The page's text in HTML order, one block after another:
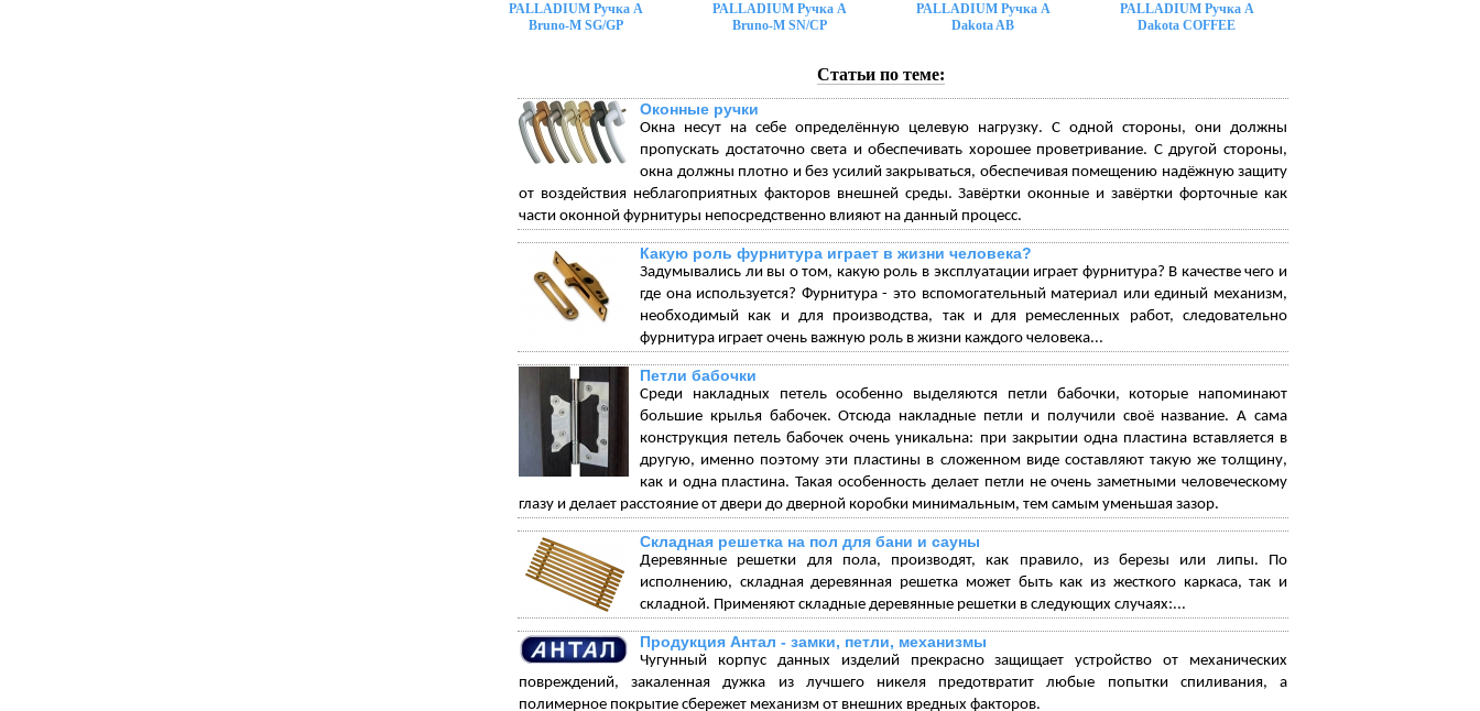
PALLADIUM Ручка A
Bruno-M SG/GP
PALLADIUM Ручка A
Bruno-M SN/CP
PALLADIUM Ручка A
Dakota AB
PALLADIUM Ручка A
Dakota COFFEE
Статьи по теме:
Оконные ручки
Окна несут на себе определённую целевую нагрузку. С одной стороны, они должны
пропускать достаточно света и обеспечивать хорошее проветривание. С другой стороны,
окна должны плотно и без усилий закрываться, обеспечивая помещению надёжную защиту
от воздействия неблагоприятных факторов внешней среды. Завёртки оконные и завёртки форточные как
части оконной фурнитуры непосредственно влияют на данный процесс.
Какую роль фурнитура играет в жизни человека?
Задумывались ли вы о том, какую роль в эксплуатации играет фурнитура? В качестве чего и
где она используется? Фурнитура - это вспомогательный материал или единый механизм,
необходимый как и для производства, так и для ремесленных работ, следовательно
фурнитура играет очень важную роль в жизни каждого человека...
Петли бабочки
Среди накладных петель особенно выделяются петли бабочки, которые напоминают
большие крылья бабочек. Отсюда накладные петли и получили своё название. А сама
конструкция петель бабочек очень уникальна: при закрытии одна пластина вставляется в
другую, именно поэтому эти пластины в сложенном виде составляют такую же толщину,
как и одна пластина. Такая особенность делает петли не очень заметными человеческому
глазу и делает расстояние от двери до дверной коробки минимальным, тем самым уменьшая зазор.
Складная решетка на пол для бани и сауны
Деревянные решетки для пола, производят, как правило, из березы или липы. По
исполнению, складная деревянная решетка может быть как из жесткого каркаса, так и
складной. Применяют складные деревянные решетки в следующих случаях:...
Продукция Антал - замки, петли, механизмы
Чугунный корпус данных изделий прекрасно защищает устройство от механических
повреждений, закаленная дужка из лучшего никеля предотвратит любые попытки спиливания, а
полимерное покрытие сбережет механизм от внешних вредных факторов.